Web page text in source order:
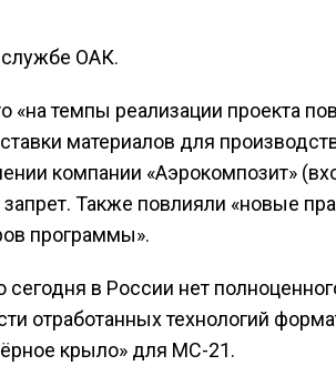
ОАК.
темпы реализации проекта
материалов для
компании «Аэрокомпозит»
Также повлияли «новые
программы».
в России нет
отработанных технологий
крыло» для МС-21.